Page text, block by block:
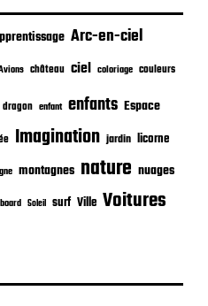
Arc-en-ciel
château ciel coloriage couleurs
dragon enfant enfants Espace
Imagination jardin licorne
montagnes nature nuages
Soleil surf Ville Voitures